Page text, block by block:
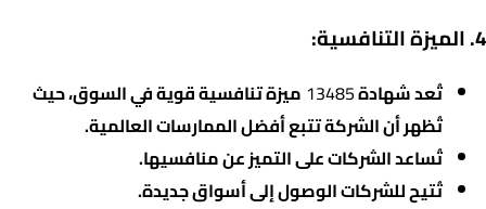
4. الميزة التنافسية:
تُعد شهادة13485 ميزة تنافسية قوية في السوق، حيث
تُظهر أن الشركة تتبع أفضل الممارسات العالمية.
تُساعد الشركات على التميز عن منافسيها.
تُتيح للشركات الوصول إلى أسواق جديدة.